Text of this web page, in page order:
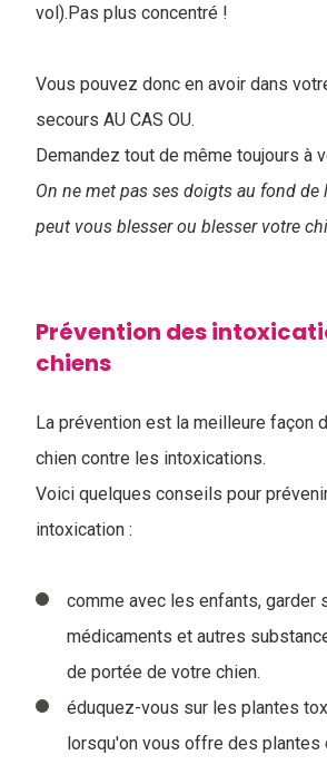
vol).Pas plus concentré !
Vous pouvez donc en avoir dans
secours AU CAS OU.
Demandez tout de même toujours à
On ne met pas ses doigts au fond de
peut vous blesser ou blesser votre
Prévention des
chiens
La prévention est la meilleure façon
chien contre les intoxications.
Voici quelques conseils pour
intoxication :
comme avec les enfants, garder
médicaments et autres
de portée de votre chien.
éduquez-vous sur les plantes
lorsqu'on vous offre des plantes